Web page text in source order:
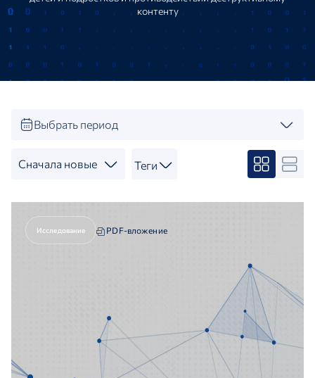
контенту
Выбрать период
Сначала новые Теги
Исследование PDF-вложение